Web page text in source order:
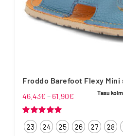
Froddo Barefoot Flexy Mini
Hinnanguga
5.00/ 5
46.43€ – 61.90€
kuni
61.90€
Tasu
23 24 25 26 27 28